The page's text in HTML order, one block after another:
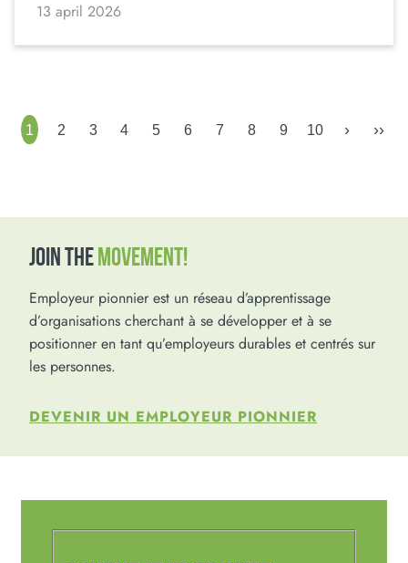
13 april 2026
1 2 3 4 5 6 7 8 9 10 › ››
JOIN THEMOVEMENT!
Employeur pionnier est un réseau d’apprentissage
d’organisations cherchant à se développer et à se
positionner en tant qu’employeurs durables et centrés sur
les personnes.
DEVENIR UN EMPLOYEUR PIONNIER